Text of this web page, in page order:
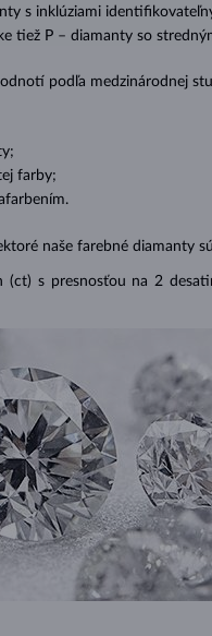
s inklúziami
tiež P – diamanty so
podľa medzinárodnej
farby;
naše farebné diamanty
(ct) s presnosťou na 2